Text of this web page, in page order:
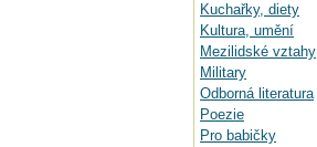
Kuchařky, diety
Kultura, umění
Mezilidské vztahy
Military
Odborná literatura
Poezie
Pro babičky